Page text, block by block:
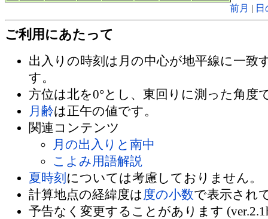
前月 |
ご利用にあたって
出入りの時刻は月の中心が地平線に一致
す。
方位は北を0°とし、東回りに測った角度
月齢は正午の値です。
関連コンテンツ
月の出入りと南中
こよみ用語解説
夏時刻 については考慮しておりません。
計算地点の経緯度は 度の小数で表示され
予告なく変更することがあります